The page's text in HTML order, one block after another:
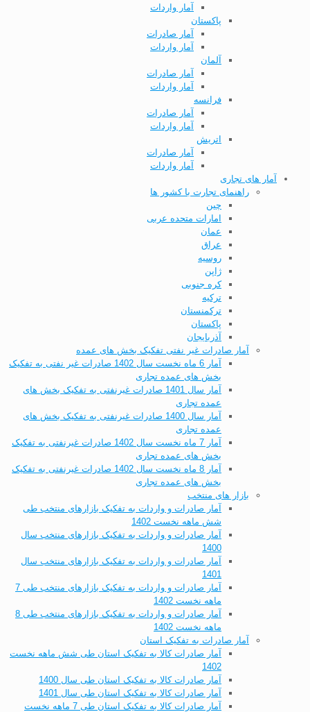
آمار واردات
پاکستان
آمار صادرات
آمار واردات
آلمان
آمار صادرات
آمار واردات
فرانسه
آمار صادرات
آمار واردات
اتریش
آمار صادرات
آمار واردات
آمار های تجاری
راهنمای تجارت با کشور ها
چین
امارات متحده عربی
عمان
عراق
روسیه
ژاپن
کره جنوبی
ترکیه
ترکمنستان
پاکستان
آذربایجان
آمار صادرات غیر نفتی تفکیک بخش های عمده
آمار 6 ماه نخست سال 1402 صادرات غیر نفتی به تفکیک
بخش های عمده تجاری
آمار سال 1401 صادرات غیرنفتی به تفکیک بخش های
عمده تجاری
آمار سال 1400 صادرات غیرنفتی به تفکیک بخش های
عمده تجاری
آمار 7 ماه نخست سال 1402 صادرات غیرنفتی به تفکیک
بخش های عمده تجاری
آمار 8 ماه نخست سال 1402 صادرات غیرنفتی به تفکیک
بخش های عمده تجاری
بازار های منتخب
آمار صادرات و واردات به تفکیک بازارهای منتخب طی
شش ماهه نخست 1402
آمار صادرات و واردات به تفکیک بازارهای منتخب سال
1400
آمار صادرات و واردات به تفکیک بازارهای منتخب سال
1401
آمار صادرات و واردات به تفکیک بازارهای منتخب طی 7
ماهه نخست 1402
آمار صادرات و واردات به تفکیک بازارهای منتخب طی 8
ماهه نخست 1402
آمار صادرات به تفکیک استان
آمار صادرات کالا به تفکیک استان طی شش ماهه نخست
1402
آمار صادرات کالا به تفکیک استان طی سال 1400
آمار صادرات کالا به تفکیک استان طی سال 1401
آمار صادرات کالا به تفکیک استان طی 7 ماهه نخست